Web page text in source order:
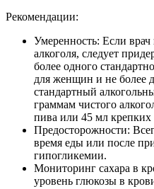
Рекомендации:
Умеренность: Если
алкоголя, следует
более одного
для женщин и не более
стандартный
граммам чистого
пива или 45 мл
Предосторожности:
время еды или после
гипогликемии.
Мониторинг сахара в
уровень глюкозы в